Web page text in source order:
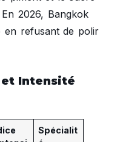
2026, Bangkok
en refusant de polir
et Intensité
Spécialit